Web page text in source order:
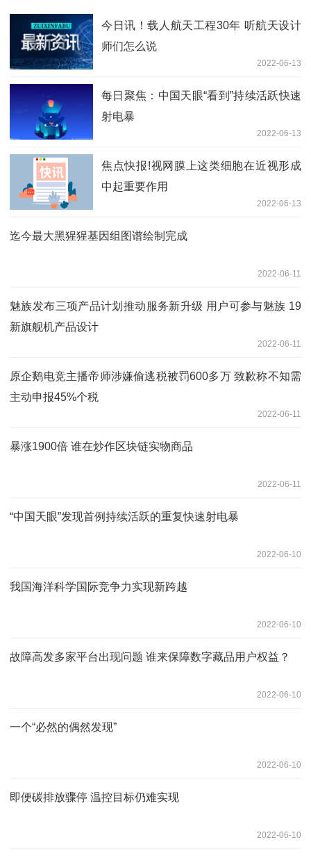
今日讯！载人航天工程30年 听航天设计
师们怎么说
2022-06-13
每日聚焦：中国天眼“看到”持续活跃快速
射电暴
2022-06-13
焦点快报!视网膜上这类细胞在近视形成
中起重要作用
2022-06-13
迄今最大黑猩猩基因组图谱绘制完成
2022-06-11
魅族发布三项产品计划推动服务新升级 用户可参与魅族 19
新旗舰机产品设计
2022-06-11
原企鹅电竞主播帝师涉嫌偷逃税被罚600多万 致歉称不知需
主动申报45%个税
2022-06-11
暴涨1900倍 谁在炒作区块链实物商品
2022-06-11
“中国天眼”发现首例持续活跃的重复快速射电暴
2022-06-10
我国海洋科学国际竞争力实现新跨越
2022-06-10
故障高发多家平台出现问题 谁来保障数字藏品用户权益？
2022-06-10
一个“必然的偶然发现”
2022-06-10
即便碳排放骤停 温控目标仍难实现
2022-06-10